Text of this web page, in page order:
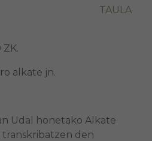
TAULA
ZK.
alkate jn.
Udal honetako Alkate
den